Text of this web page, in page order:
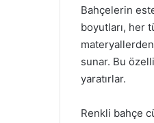
Bahçelerin
boyutları, her
sunar. Bu
yaratırlar.
Renkli bahçe